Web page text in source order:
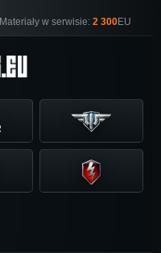
Materiały w serwisie: 2 300EU